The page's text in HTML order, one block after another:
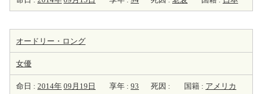
オードリー・ロング
女優
命日 : 2014年 09月19日 享年 : 93 死因 : 国籍 : アメリカ